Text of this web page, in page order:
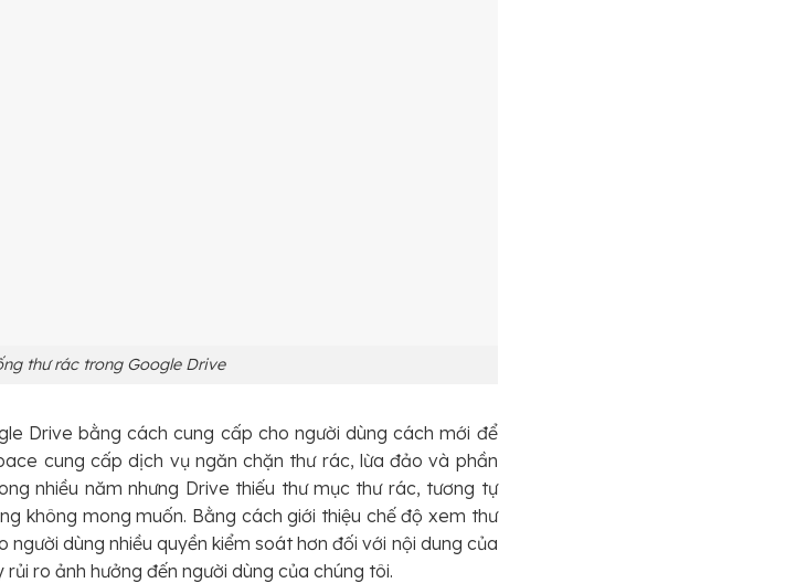
thư rác trong Google Drive
Drive bằng cách cung cấp cho người dùng cách mới để
cung cấp dịch vụ ngăn chặn thư rác, lừa đảo và phần
nhiều năm nhưng Drive thiếu thư mục thư rác, tương tự
không mong muốn. Bằng cách giới thiệu chế độ xem thư
dùng nhiều quyền kiểm soát hơn đối với nội dung của
ro ảnh hưởng đến người dùng của chúng tôi.